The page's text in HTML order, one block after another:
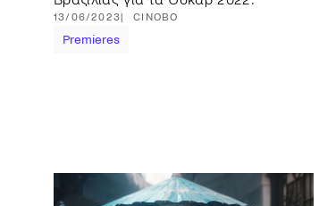
13/06/2023 CINOBO
Premieres